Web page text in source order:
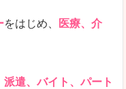
し見づらいです。
と」で「東かがわ
をはじめ、
医療、介
派遣、バイト、パート